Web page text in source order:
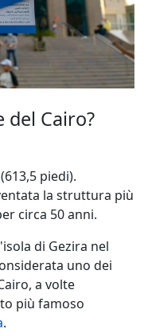
del Cairo?
piedi).
la struttura più
circa 50 anni.
di Gezira nel
uno dei
a volte
più famoso
.